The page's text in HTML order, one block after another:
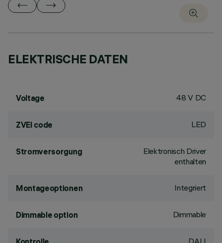
ELEKTRISCHE DATEN
Voltage 48 V DC
ZVEI code LED
Stromversorgung
Elektronisch Driver
enthalten
Montageoptionen Integriert
Dimmable option Dimmable
DALI